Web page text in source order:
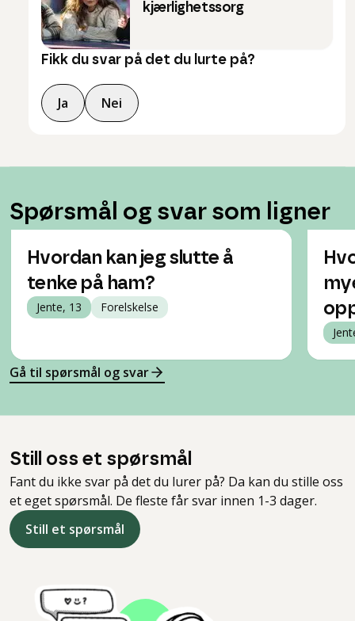
kjærlighetssorg
Fikk du svar på det du lurte på?
Ja Nei
Spørsmål og svar som ligner
Hvordan kan jeg slutte å
tenke på ham?
Jente, 13 Forelskelse
Gå til spørsmål og svar
Still oss et spørsmål
Fant du ikke svar på det du lurer på? Da kan du stille oss
et eget spørsmål. De fleste får svar innen 1-3 dager.
Still et spørsmål